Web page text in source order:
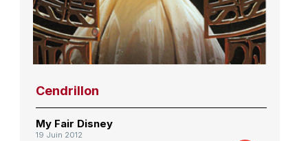
Cendrillon
My Fair Disney
19 Juin 2012